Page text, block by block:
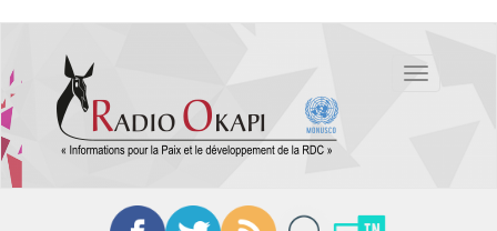
contenu
principal
Toggle